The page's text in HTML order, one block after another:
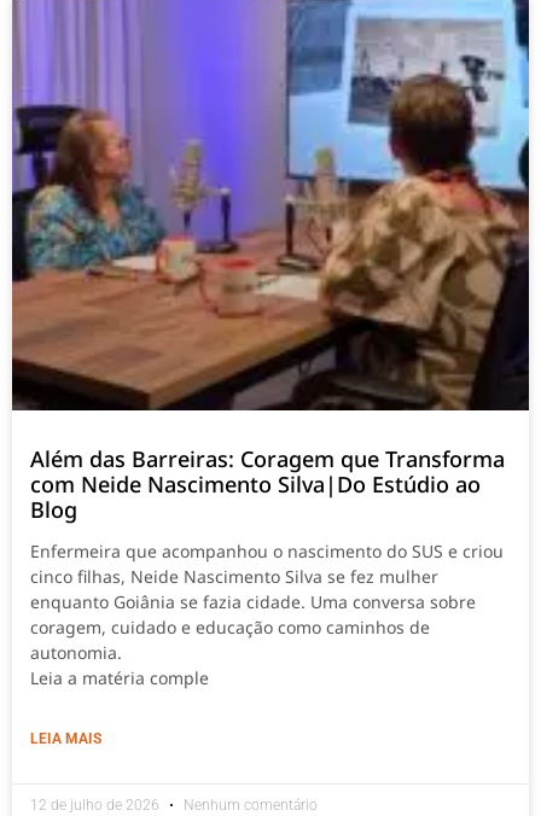
Além das Barreiras: Coragem que Transforma
com Neide Nascimento Silva|Do Estúdio ao
Blog
Enfermeira que acompanhou o nascimento do SUS e criou
cinco filhas, Neide Nascimento Silva se fez mulher
enquanto Goiânia se fazia cidade. Uma conversa sobre
coragem, cuidado e educação como caminhos de
autonomia.
Leia a matéria comple
LEIA MAIS
12 de julho de 2026 Nenhum comentário